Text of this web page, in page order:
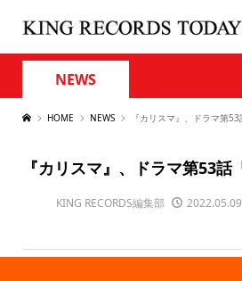
NEWS
HOME NEWS 『カリスマ』、ドラマ第
『カリスマ』、ドラマ第53
KING RECORDS編集部